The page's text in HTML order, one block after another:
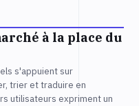
à la place du
s'appuient sur
trier et traduire en
utilisateurs expriment un